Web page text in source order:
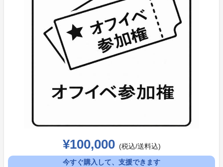
¥100,000 (税込/送料込)
今すぐ購入して、支援できます